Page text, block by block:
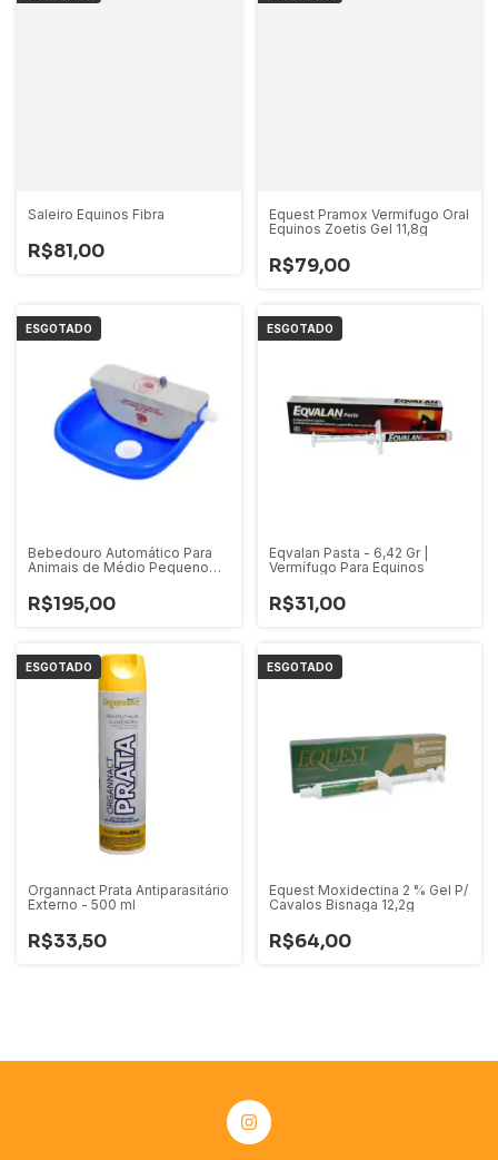
Saleiro Equinos Fibra
R$81,00
Equest Pramox Vermifugo Oral
Equinos Zoetis Gel 11,8g
R$79,00
ESGOTADO
Bebedouro Automático Para
Animais de Médio Pequeno
R$195,00
ESGOTADO
Eqvalan Pasta - 6,42 Gr |
Vermífugo Para Equinos
R$31,00
ESGOTADO
Organnact Prata Antiparasitário
Externo - 500 ml
R$33,50
ESGOTADO
Equest Moxidectina 2 % Gel P/
Cavalos Bisnaga 12,2g
R$64,00